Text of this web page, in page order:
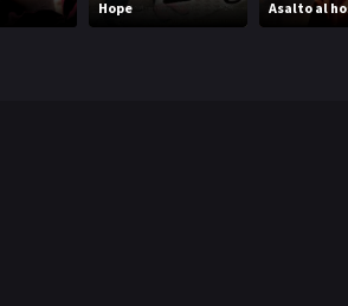
Hope Asalto al